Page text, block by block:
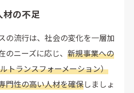
の不足
の流行は、社会の変化を一層加
ニーズに応じ、 新規事業への
トランスフォーメーション）
門性の高い人材を確保しましょ